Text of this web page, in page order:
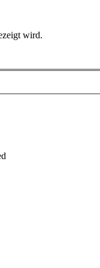
wird.